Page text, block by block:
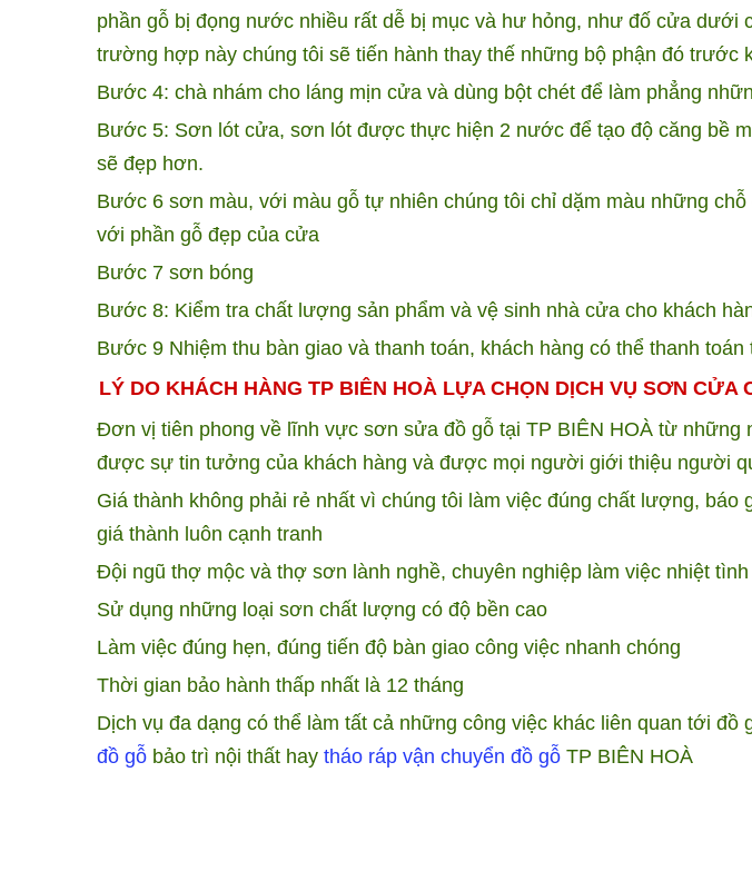
phần gỗ bị đọng nước nhiều rất dễ bị mục và hư hỏng, như đố cửa dưới
trường hợp này chúng tôi sẽ tiến hành thay thế những bộ phận đó trước
Bước 4: chà nhám cho láng mịn cửa và dùng bột chét để làm phẳng
Bước 5: Sơn lót cửa, sơn lót được thực hiện 2 nước để tạo độ căng bề
sẽ đẹp hơn.
Bước 6 sơn màu, với màu gỗ tự nhiên chúng tôi chỉ dặm màu những
với phần gỗ đẹp của cửa
Bước 7 sơn bóng
Bước 8: Kiểm tra chất lượng sản phẩm và vệ sinh nhà cửa cho khách
Bước 9 Nhiệm thu bàn giao và thanh toán, khách hàng có thể thanh
LÝ DO KHÁCH HÀNG TP BIÊN HOÀ LỰA CHỌN DỊCH VỤ SƠN CỬA
Đơn vị tiên phong về lĩnh vực sơn sửa đồ gỗ tại TP BIÊN HOÀ từ những
được sự tin tưởng của khách hàng và được mọi người giới thiệu người
Giá thành không phải rẻ nhất vì chúng tôi làm việc đúng chất lượng, báo
giá thành luôn cạnh tranh
Đội ngũ thợ mộc và thợ sơn lành nghề, chuyên nghiệp làm việc nhiệt
Sử dụng những loại sơn chất lượng có độ bền cao
Làm việc đúng hẹn, đúng tiến độ bàn giao công việc nhanh chóng
Thời gian bảo hành thấp nhất là 12 tháng
Dịch vụ đa dạng có thể làm tất cả những công việc khác liên quan tới đồ
đồ gỗ bảo trì nội thất hay tháo ráp vận chuyển đồ gỗ TP BIÊN HOÀ